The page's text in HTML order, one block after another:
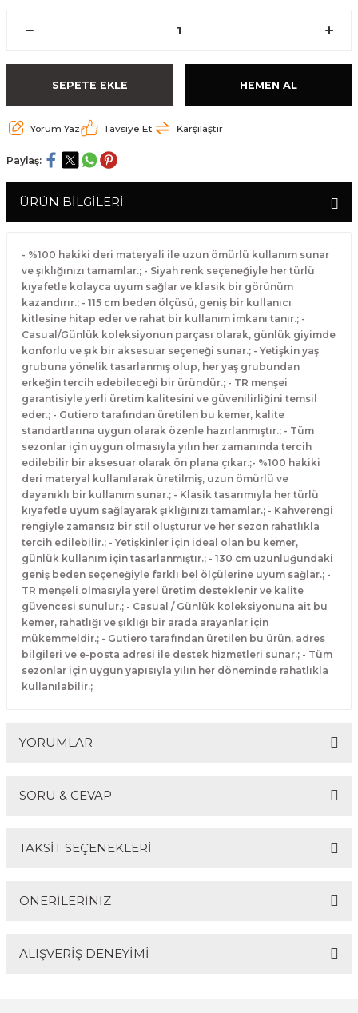
SEPETE EKLE HEMEN AL
Yorum Yaz Tavsiye Et Karşılaştır
Paylaş:
ÜRÜN BİLGİLERİ
- %100 hakiki deri materyali ile uzun ömürlü kullanım sunar
ve şıklığınızı tamamlar.; - Siyah renk seçeneğiyle her türlü
kıyafetle kolayca uyum sağlar ve klasik bir görünüm
kazandırır.; - 115 cm beden ölçüsü, geniş bir kullanıcı
kitlesine hitap eder ve rahat bir kullanım imkanı tanır.; -
Casual/Günlük koleksiyonun parçası olarak, günlük giyimde
konforlu ve şık bir aksesuar seçeneği sunar.; - Yetişkin yaş
grubuna yönelik tasarlanmış olup, her yaş grubundan
erkeğin tercih edebileceği bir üründür.; - TR menşei
garantisiyle yerli üretim kalitesini ve güvenilirliğini temsil
eder.; - Gutiero tarafından üretilen bu kemer, kalite
standartlarına uygun olarak özenle hazırlanmıştır.; - Tüm
sezonlar için uygun olmasıyla yılın her zamanında tercih
edilebilir bir aksesuar olarak ön plana çıkar.;- %100 hakiki
deri materyal kullanılarak üretilmiş, uzun ömürlü ve
dayanıklı bir kullanım sunar.; - Klasik tasarımıyla her türlü
kıyafetle uyum sağlayarak şıklığınızı tamamlar.; - Kahverengi
rengiyle zamansız bir stil oluşturur ve her sezon rahatlıkla
tercih edilebilir.; - Yetişkinler için ideal olan bu kemer,
günlük kullanım için tasarlanmıştır.; - 130 cm uzunluğundaki
geniş beden seçeneğiyle farklı bel ölçülerine uyum sağlar.; -
TR menşeli olmasıyla yerel üretim desteklenir ve kalite
güvencesi sunulur.; - Casual / Günlük koleksiyonuna ait bu
kemer, rahatlığı ve şıklığı bir arada arayanlar için
mükemmeldir.; - Gutiero tarafından üretilen bu ürün, adres
bilgileri ve e-posta adresi ile destek hizmetleri sunar.; - Tüm
sezonlar için uygun yapısıyla yılın her döneminde rahatlıkla
kullanılabilir.;
YORUMLAR
SORU & CEVAP
TAKSİT SEÇENEKLERİ
ÖNERİLERİNİZ
Bu ürünün fiyat bilgisi, resim, ürün açıklamalarında ve
ALIŞVERİŞ DENEYİMİ